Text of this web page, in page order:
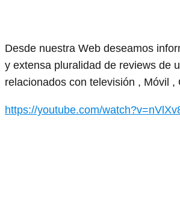
Desde nuestra Web deseamos
y extensa pluralidad de reviews de
relacionados con televisión , Móvil ,
https://youtube.com/